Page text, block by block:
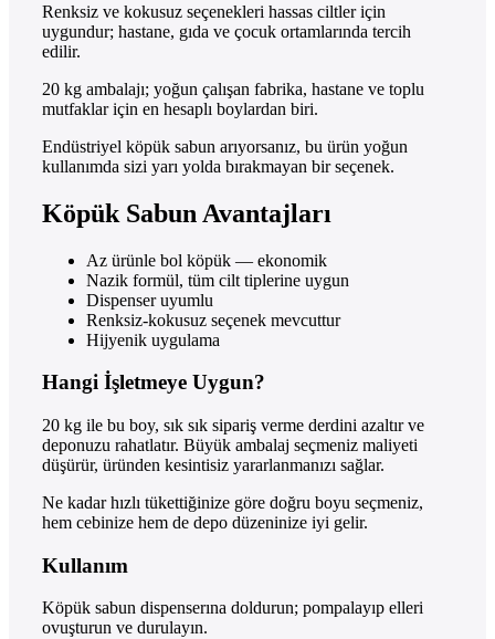
Renksiz ve kokusuz seçenekleri hassas ciltler için
uygundur; hastane, gıda ve çocuk ortamlarında tercih
edilir.
20 kg ambalajı; yoğun çalışan fabrika, hastane ve toplu
mutfaklar için en hesaplı boylardan biri.
Endüstriyel köpük sabun arıyorsanız, bu ürün yoğun
kullanımda sizi yarı yolda bırakmayan bir seçenek.
Köpük Sabun Avantajları
Az ürünle bol köpük — ekonomik
Nazik formül, tüm cilt tiplerine uygun
Dispenser uyumlu
Renksiz-kokusuz seçenek mevcuttur
Hijyenik uygulama
Hangi İşletmeye Uygun?
20 kg ile bu boy, sık sık sipariş verme derdini azaltır ve
deponuzu rahatlatır. Büyük ambalaj seçmeniz maliyeti
düşürür, üründen kesintisiz yararlanmanızı sağlar.
Ne kadar hızlı tükettiğinize göre doğru boyu seçmeniz,
hem cebinize hem de depo düzeninize iyi gelir.
Kullanım
Köpük sabun dispenserına doldurun; pompalayıp elleri
ovuşturun ve durulayın.